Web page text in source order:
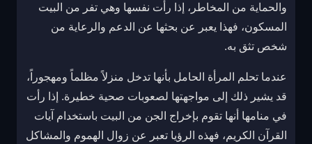
والحماية من المخاطر، إذا رأت نفسها وهي تفر من البيت
المسكون، فهذا يعبر عن بحثها عن الدعم والرعاية من
شخص تثق به.
عندما تحلم المرأة الحامل بأنها تدخل منزلاً مظلماً ومهجوراً،
قد يشير ذلك إلى مواجهتها لصعوبات صحية خطيرة. إذا رأت
في منامها أنها تقوم بإخراج الجن من البيت باستخدام آيات
القرآن الكريم، فهذه الرؤيا تعبر عن زوال الهموم والمشاكل